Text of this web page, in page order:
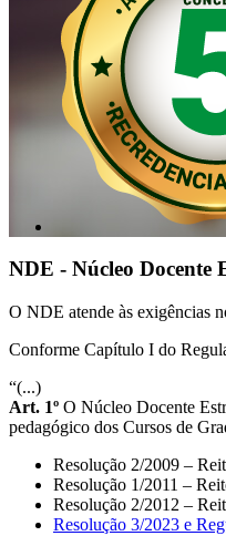
NDE - Núcleo Docente
O NDE atende às exigências
Conforme Capítulo I do
“(...)
Art. 1º O Núcleo Docente
pedagógico dos Cursos de
Resolução 2/2009 –
Resolução 1/2011 –
Resolução 2/2012 –
Resolução 3/2023 e